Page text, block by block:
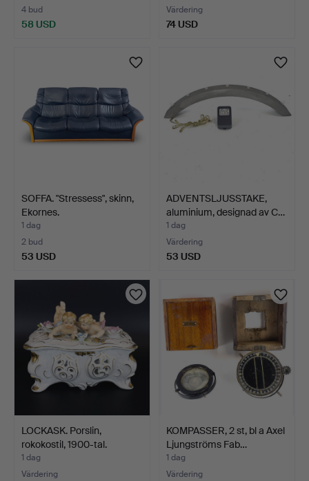
4 bud
58 USD
Värdering
74 USD
SOFFA. "Stressess", skinn,
Ekornes.
1 dag
2 bud
53 USD
ADVENTSLJUSSTAKE,
aluminium, designad av C…
1 dag
Värdering
53 USD
LOCKASK. Porslin,
rokokostil, 1900-tal.
1 dag
Värdering
KOMPASSER, 2 st, bl a Axel
Ljungströms Fab…
1 dag
Värdering